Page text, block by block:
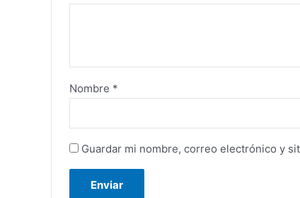
Nombre *
Guardar mi nombre, correo electrónico y